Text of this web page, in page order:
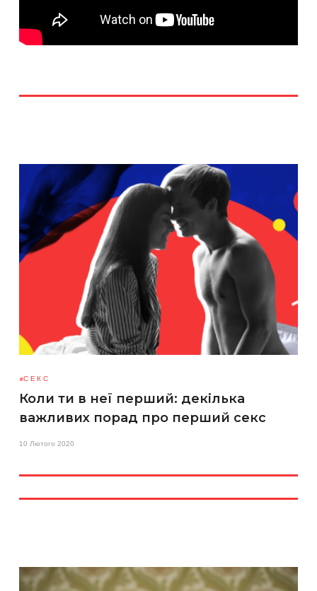
СЕКС
Коли ти в неї перший: декілька
важливих порад про перший секс
10 Лютого 2020